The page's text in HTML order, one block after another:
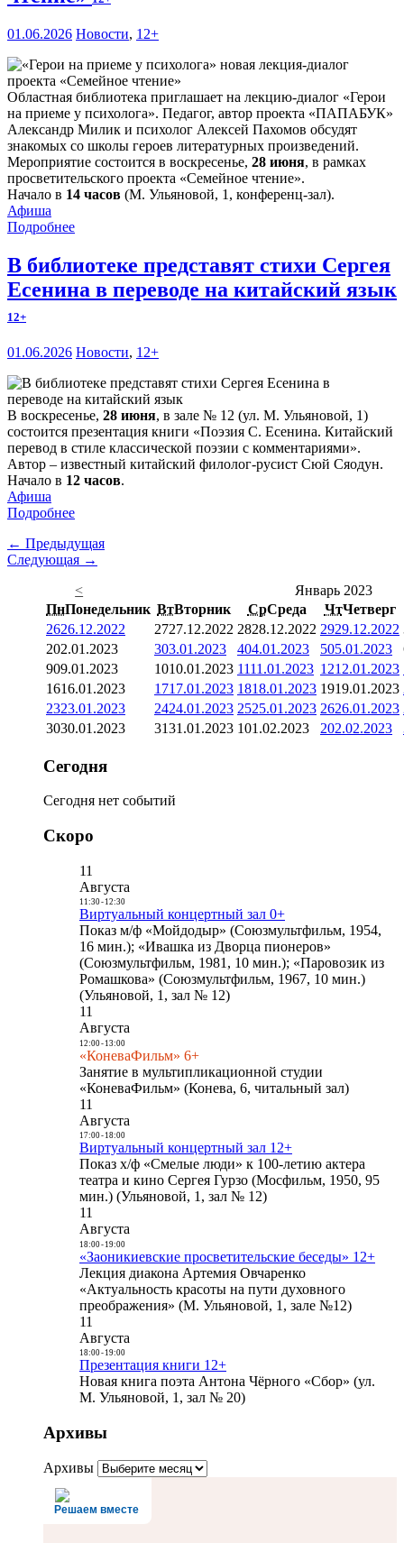
01.06.2026 Новости, 12+
Областная библиотека приглашает на лекцию-диалог «Герои
на приеме у психолога». Педагог, автор проекта «ПАПАБУК»
Александр Милик и психолог Алексей Пахомов обсудят
знакомых со школы героев литературных произведений.
Мероприятие состоится в воскресенье, 28 июня, в рамках
просветительского проекта «Семейное чтение».
Начало в 14 часов (М. Ульяновой, 1, конференц-зал).
Афиша
Подробнее
В библиотеке представят стихи Сергея
Есенина в переводе на китайский язык
12+
01.06.2026 Новости, 12+
В воскресенье, 28 июня, в зале № 12 (ул. М. Ульяновой, 1)
состоится презентация книги «Поэзия С. Есенина. Китайский
перевод в стиле классической поэзии с комментариями».
Автор – известный китайский филолог-русист Сюй Сяодун.
Начало в 12 часов.
Афиша
Подробнее
← Предыдущая
Следующая →
<
Январь 2023
ПнПонедельник ВтВторник СрСреда ЧтЧетверг
2626.12.2022 2727.12.2022 2828.12.2022 2929.12.2022
202.01.2023 303.01.2023 404.01.2023 505.01.2023
909.01.2023 1010.01.2023 1111.01.2023 1212.01.2023
1616.01.2023 1717.01.2023 1818.01.2023 1919.01.2023
2323.01.2023 2424.01.2023 2525.01.2023 2626.01.2023
3030.01.2023 3131.01.2023 101.02.2023 202.02.2023
Сегодня
Сегодня нет событий
Скоро
11
Августа
11:30- 12:30
Виртуальный концертный зал 0+
Показ м/ф «Мойдодыр» (Союзмультфильм, 1954,
16 мин.); «Ивашка из Дворца пионеров»
(Союзмультфильм, 1981, 10 мин.); «Паровозик из
Ромашкова» (Союзмультфильм, 1967, 10 мин.)
(Ульяновой, 1, зал № 12)
11
Августа
12:00- 13:00
«КоневаФильм» 6+
Занятие в мультипликационной студии
«КоневаФильм» (Конева, 6, читальный зал)
11
Августа
17:00- 18:00
Виртуальный концертный зал 12+
Показ х/ф «Смелые люди» к 100-летию актера
театра и кино Сергея Гурзо (Мосфильм, 1950, 95
мин.) (Ульяновой, 1, зал № 12)
11
Августа
18:00- 19:00
«Заоникиевские просветительские беседы» 12+
Лекция диакона Артемия Овчаренко
«Актуальность красоты на пути духовного
преображения» (М. Ульяновой, 1, зале №12)
11
Августа
18:00- 19:00
Презентация книги 12+
Новая книга поэта Антона Чёрного «Сбор» (ул.
М. Ульяновой, 1, зал № 20)
Архивы
Архивы
Решаем вместе